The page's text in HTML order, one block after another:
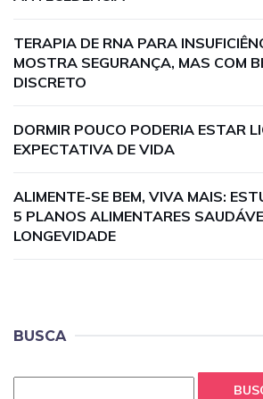
TERAPIA DE RNA PARA
MOSTRA SEGURANÇA, MAS COM
DISCRETO
DORMIR POUCO PODERIA ESTAR
EXPECTATIVA DE VIDA
ALIMENTE-SE BEM, VIVA MAIS:
5 PLANOS ALIMENTARES
LONGEVIDADE
BUSCA